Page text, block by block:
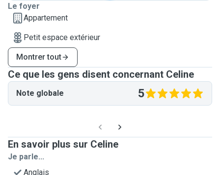
Le foyer
Appartement
Petit espace extérieur
Montrer tout
Ce que les gens disent concernant Celine
Note globale 5
En savoir plus sur Celine
Je parle...
Anglais